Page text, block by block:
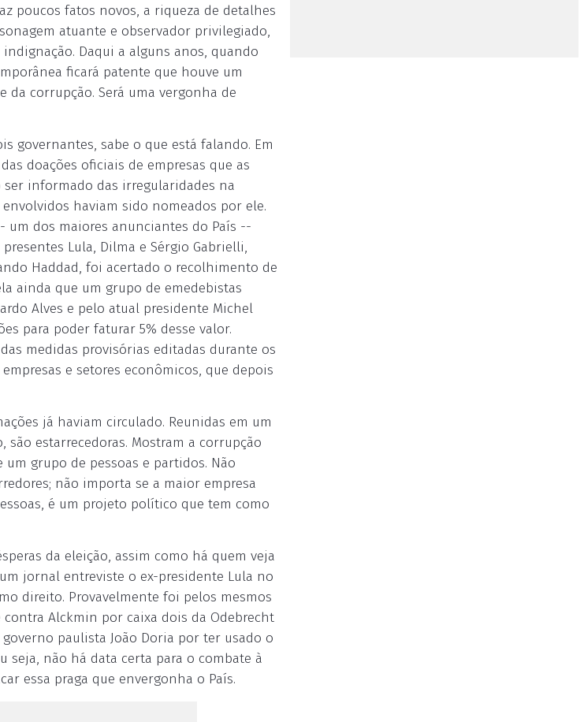
poucos fatos novos, a riqueza de detalhes
atuante e observador privilegiado,
Daqui a alguns anos, quando
ficará patente que houve um
corrupção. Será uma vergonha de
governantes, sabe o que está falando. Em
doações oficiais de empresas que as
informado das irregularidades na
haviam sido nomeados por ele.
um dos maiores anunciantes do País --
Lula, Dilma e Sérgio Gabrielli,
Haddad, foi acertado o recolhimento de
ainda que um grupo de emedebistas
Alves e pelo atual presidente Michel
para poder faturar 5% desse valor.
medidas provisórias editadas durante os
e setores econômicos, que depois
já haviam circulado. Reunidas em um
estarrecedoras. Mostram a corrupção
grupo de pessoas e partidos. Não
não importa se a maior empresa
é um projeto político que tem como
da eleição, assim como há quem veja
jornal entreviste o ex-presidente Lula no
direito. Provavelmente foi pelos mesmos
Alckmin por caixa dois da Odebrecht
paulista João Doria por ter usado o
seja, não há data certa para o combate à
essa praga que envergonha o País.